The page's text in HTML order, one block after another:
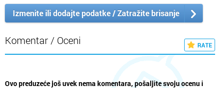
Izmenite ili dodajte podatke / Zatražite brisanje
Komentar / Oceni RATE
Ovo preduzeće još uvek nema komentara, pošaljite svoju ocenu i